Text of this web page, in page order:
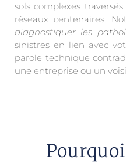
sols complexes
réseaux centenaires.
diagnostiquer les
sinistres en lien avec
parole technique
une entreprise ou un